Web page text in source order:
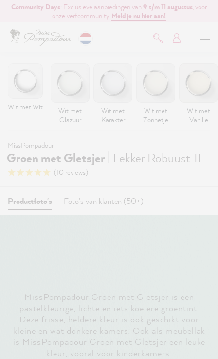
hoofdinhoud
Community Days: Exclusieve aanbiedingen van 9 t/m 11 augustus , voor
onze verfcommunity. Meld je nu hier aan!
Wit met Wit
Wit met
Glazuur
Wit met
Karakter
Wit met
Zonnetje
Wit met
Vanille
MissPompadour
Groen met Gletsjer Lekker Robuust 1L
(10 reviews)
Productfoto's Foto's van klanten (50+)
MissPompadour Groen met Gletsjer is een
pastelkleurige, lichte en iets koelere groentint.
Deze frisse, heldere kleur is ook geschikt voor
kleine en wat donkere kamers. Ook als meubellak
is MissPompadour Groen met Gletsjer een leuke
kleur, vooral voor kinderkamers.